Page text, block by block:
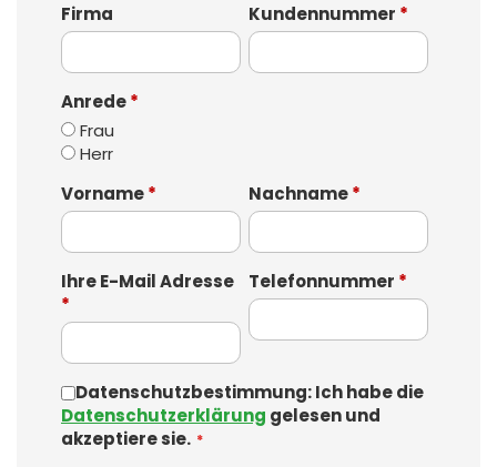
Firma
Kundennummer *
Anrede*
Frau
Herr
Vorname* Nachname*
Ihre E-Mail Adresse
*
Telefonnummer *
Datenschutzbestimmung: Ich habe die
Datenschutzerklärung gelesen und
akzeptiere sie.